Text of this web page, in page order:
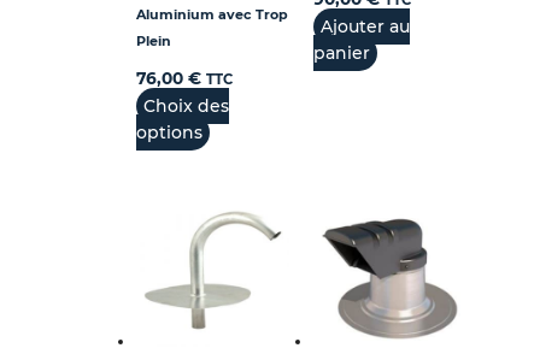
Aluminium avec Trop
Plein
76,00 € TTC
Choix des
options
Ajouter au
panier